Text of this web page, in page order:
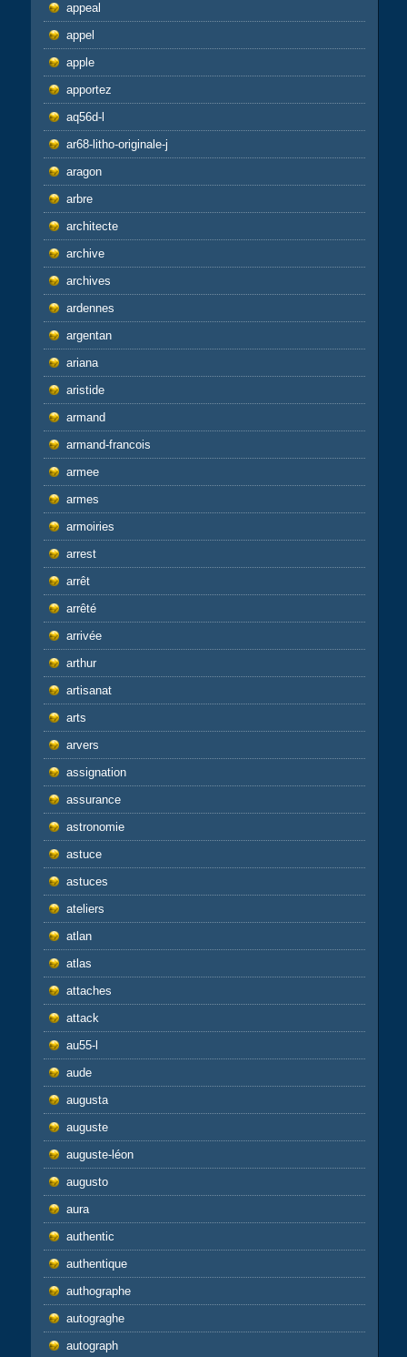
appeal
appel
apple
apportez
aq56d-l
ar68-litho-originale-j
aragon
arbre
architecte
archive
archives
ardennes
argentan
ariana
aristide
armand
armand-francois
armee
armes
armoiries
arrest
arrêt
arrêté
arrivée
arthur
artisanat
arts
arvers
assignation
assurance
astronomie
astuce
astuces
ateliers
atlan
atlas
attaches
attack
au55-l
aude
augusta
auguste
auguste-léon
augusto
aura
authentic
authentique
authographe
autograghe
autograph